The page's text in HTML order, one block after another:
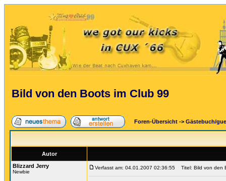
Bild von den Boots im Club 99
Foren-Übersicht -> Gästebuch/
Autor
Blizzard Jerry
Newbie
Verfasst am: 04.01.2007 02:36:55 Titel: Bild von den